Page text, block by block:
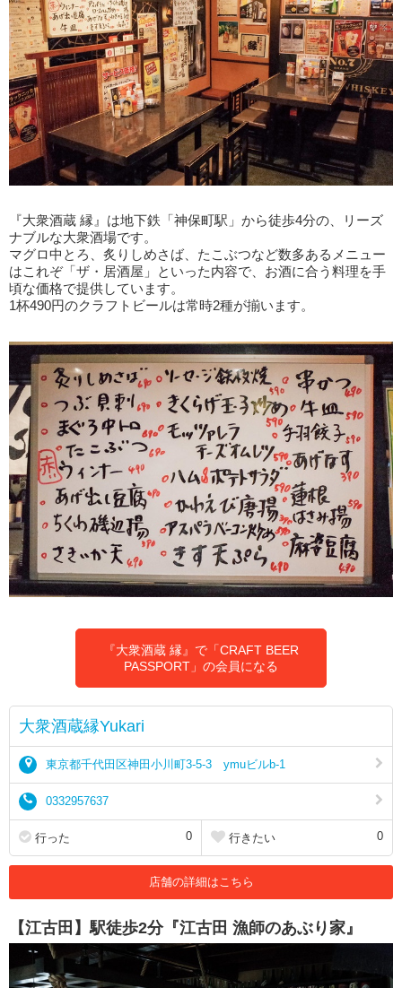
『大衆酒蔵 縁』は地下鉄「神保町駅」から徒歩4分の、リーズ
ナブルな大衆酒場です。
マグロ中とろ、炙りしめさば、たこぶつなど数多あるメニュー
はこれぞ「ザ・居酒屋」といった内容で、お酒に合う料理を手
頃な価格で提供しています。
1杯490円のクラフトビールは常時2種が揃います。
『大衆酒蔵 縁』で「CRAFT BEER
PASSPORT」の会員になる
大衆酒蔵縁Yukari
東京都千代田区神田小川町3-5-3 ymuビルb-1
0332957637
行った 0 行きたい 0
店舗の詳細はこちら
【江古田】駅徒歩2分『江古田 漁師のあぶり家』